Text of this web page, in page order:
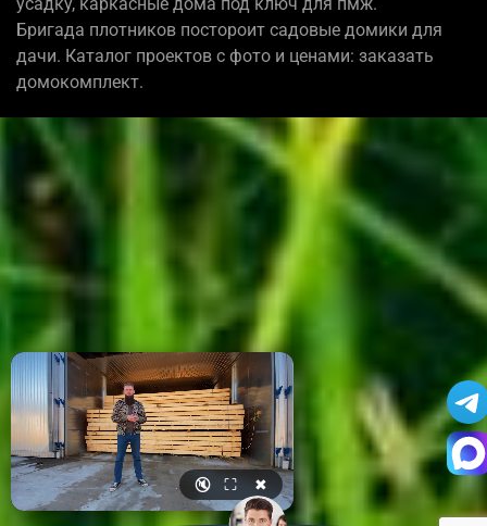
Бригада плотников постороит садовые домики для
дачи. Каталог проектов с фото и ценами: заказать
домокомплект.
🔇 ⛶ ✖